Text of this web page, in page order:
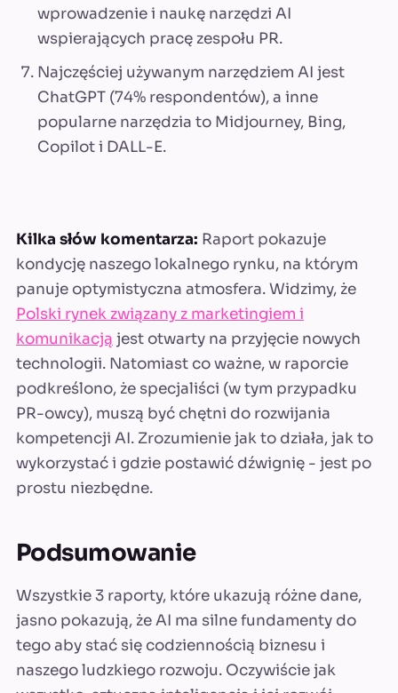
wprowadzenie i naukę narzędzi AI
wspierających pracę zespołu PR.
Najczęściej używanym narzędziem AI jest
ChatGPT (74% respondentów), a inne
popularne narzędzia to Midjourney, Bing,
Copilot i DALL-E.
Kilka słów komentarza: Raport pokazuje
kondycję naszego lokalnego rynku, na którym
panuje optymistyczna atmosfera. Widzimy, że
Polski rynek związany z marketingiem i
komunikacją jest otwarty na przyjęcie nowych
technologii. Natomiast co ważne, w raporcie
podkreślono, że specjaliści (w tym przypadku
PR-owcy), muszą być chętni do rozwijania
kompetencji AI. Zrozumienie jak to działa, jak to
wykorzystać i gdzie postawić dźwignię - jest po
prostu niezbędne.
Podsumowanie
Wszystkie 3 raporty, które ukazują różne dane,
jasno pokazują, że AI ma silne fundamenty do
tego aby stać się codziennością biznesu i
naszego ludzkiego rozwoju. Oczywiście jak